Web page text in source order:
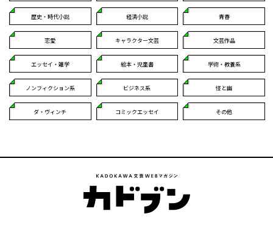
歴史・時代小説 経済小説 青春
恋愛 キャラクター文芸 文芸作品
エッセイ・雑学 絵本・児童書 学術・教養系
ノンフィクション系 ビジネス系 怪と幽
ダ・ヴィンチ コミックエッセイ その他